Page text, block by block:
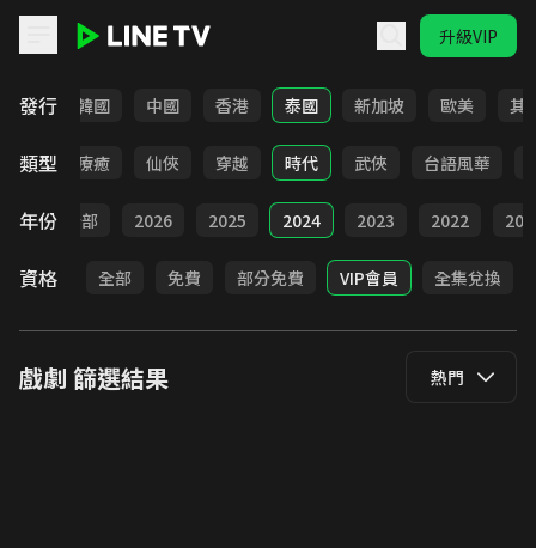
升級VIP
發行
日本 韓國 中國 香港 泰國 新加坡 歐美 其
類型
驚悚 療癒 仙俠 穿越 時代 武俠 台語風華
年份 全部 2026 2025 2024 2023 2022
資格 全部 免費 部分免費 VIP會員 全集兌換
戲劇 篩選結果 熱門